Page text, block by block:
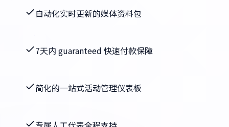
自动化实时更新的媒体资料包
7天内 guaranteed 快速付款保障
简化的一站式活动管理仪表板